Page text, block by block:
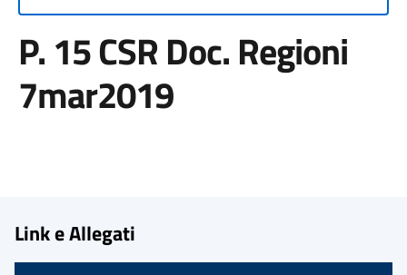
P. 15 CSR Doc. Regioni
7mar2019
Link e Allegati